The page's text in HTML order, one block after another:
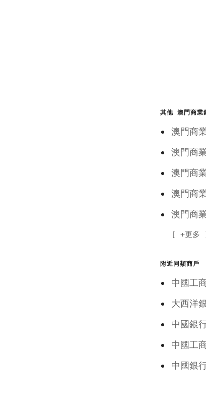
其他 澳門商業
澳門商
澳門商
澳門商
澳門商
澳門商
+更多
附近同類商戶
中國工
大西洋
中國
中國工
中國